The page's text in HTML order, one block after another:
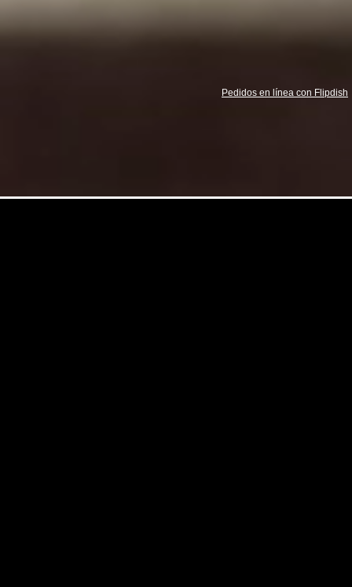
Pedidos en línea con Flipdish